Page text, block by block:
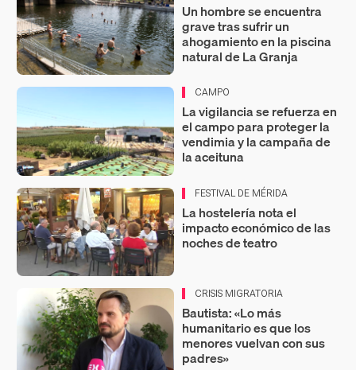
Un hombre se encuentra
grave tras sufrir un
ahogamiento en la piscina
natural de La Granja
CAMPO
La vigilancia se refuerza en
el campo para proteger la
vendimia y la campaña de
la aceituna
FESTIVAL DE MÉRIDA
La hostelería nota el
impacto económico de las
noches de teatro
CRISIS MIGRATORIA
Bautista: «Lo más
humanitario es que los
menores vuelvan con sus
padres»